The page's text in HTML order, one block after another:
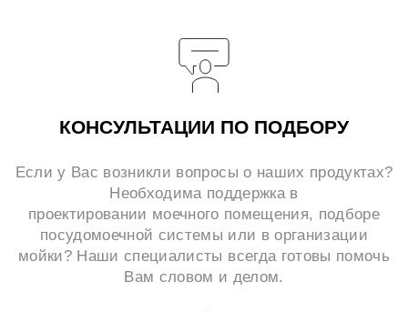
КОНСУЛЬТАЦИИ ПО ПОДБОРУ
Если у Вас возникли вопросы о наших продуктах?
Необходима поддержка в
проектировании моечного помещения, подборе
посудомоечной системы или в организации
мойки? Наши специалисты всегда готовы помочь
Вам словом и делом.